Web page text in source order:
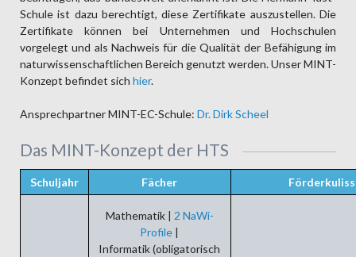
Schule ist dazu berechtigt, diese Zertifikate auszustellen. Die
Zertifikate können bei Unternehmen und Hochschulen
vorgelegt und als Nachweis für die Qualität der Befähigung im
naturwissenschaftlichen Bereich genutzt werden. Unser MINT-
Konzept befindet sich hier.
Ansprechpartner MINT-EC-Schule: Dr. Dirk Scheel
Das MINT-Konzept der HTS
Schuljahr Fächer
Mathematik | 2 NaWi-
Profile |
Informatik (obligatorisch